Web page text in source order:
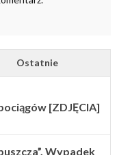
Ostatnie
[ZDJĘCIA]
Wypadek